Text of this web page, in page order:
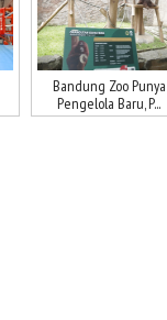
Bandung Zoo Punya
Pengelola Baru, P...